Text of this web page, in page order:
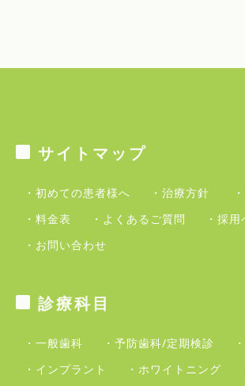
サイトマップ
・初めての患者様へ ・治療方針
・料金表
・よくあるご質問
・採
・お問い合わせ
診療科目
・一般歯科 ・予防歯科/定期検診
・インプラント
・ホワイトニング